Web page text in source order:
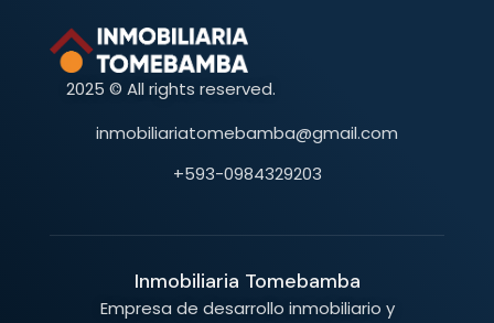
2025 © All rights reserved.
inmobiliariatomebamba@gmail.com
+593-0984329203
Inmobiliaria Tomebamba
Empresa de desarrollo inmobiliario y